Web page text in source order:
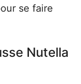
se faire
Nutella